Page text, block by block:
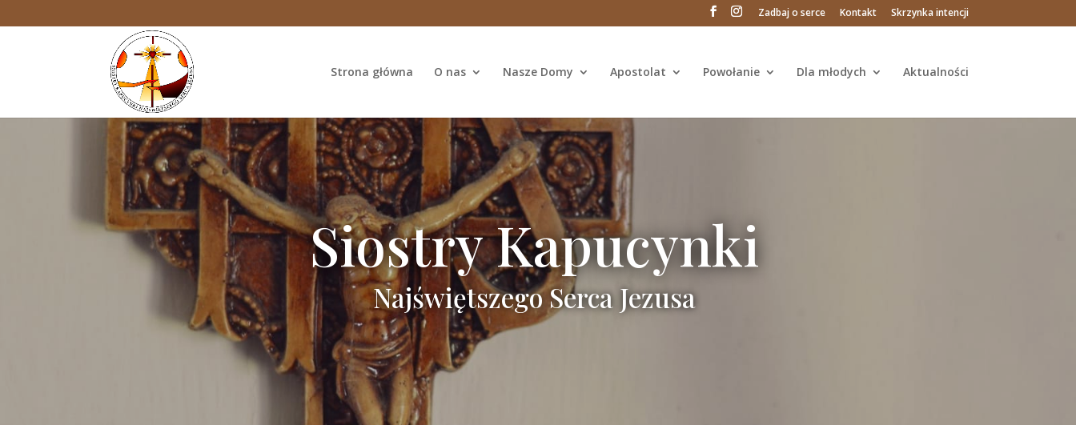
Zadbaj o serce Kontakt Skrzynka intencji
Strona główna O nas Nasze Domy Apostolat Powołanie Dla młodych Aktualności
Siostry Kapucynki
Najświętszego Serca Jezusa